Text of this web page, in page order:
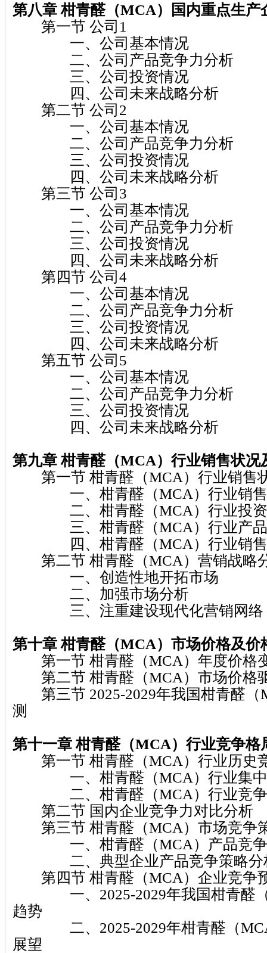
第八章 柑青醛（MCA）
国内重点生产
第一节 公司1
一、公司基本情况
二、公司产品竞争力分析
三、公司投资情况
四、公司未来战略分析
第二节 公司2
一、公司基本情况
二、公司产品竞争力分析
三、公司投资情况
四、公司未来战略分析
第三节 公司3
一、公司基本情况
二、公司产品竞争力分析
三、公司投资情况
四、公司未来战略分析
第四节 公司4
一、公司基本情况
二、公司产品竞争力分析
三、公司投资情况
四、公司未来战略分析
第五节 公司5
一、公司基本情况
二、公司产品竞争力分析
三、公司投资情况
四、公司未来战略分析
第九章 柑青醛（MCA）行业销售状况
第一节 柑青醛（MCA）行业销售
一、柑青醛（MCA）行业销售
二、柑青醛（MCA）行业投资
三、柑青醛（MCA）行业产品
四、柑青醛（MCA）行业销售
第二节 柑青醛（MCA）营销战略
一、创造性地开拓市场
二、加强市场分析
三、注重建设现代化营销网络
第十章 柑青醛（MCA） 市场价格及价
第一节 柑青醛（MCA）年度价格
第二节 柑青醛（MCA）市场价格
第三节 2025-2029年我国柑青醛（
测
第十一章 柑青醛（MCA）行业竞争格
第一节 柑青醛（MCA）行业历史
一、柑青醛（MCA）行业集中
二、柑青醛（MCA）行业竞争
第二节 国内企业竞争力对比分析
第三节 柑青醛（MCA）市场竞争
一、柑青醛（MCA）产品竞争
二、典型企业产品竞争策略分
第四节 柑青醛（MCA）企业竞争
一、2025-2029年我国柑青醛（
趋势
二、2025-2029年柑青醛（MCA
展望